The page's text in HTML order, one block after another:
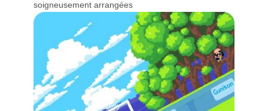
soigneusement arrangées